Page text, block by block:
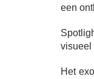
een
visueel
Het